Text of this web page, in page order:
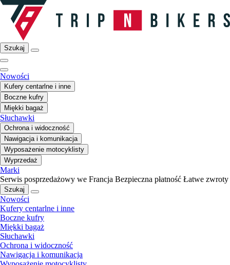
Szukaj
Nowości
Kufery centarlne i inne
Boczne kufry
Miękki bagaż
Słuchawki
Ochrona i widoczność
Nawigacja i komunikacja
Wyposażenie motocyklisty
Wyprzedaż
Marki
Serwis posprzedażowy we Francja Bezpieczna płatność Łatwe zwroty
Szukaj
Nowości
Kufery centarlne i inne
Boczne kufry
Miękki bagaż
Słuchawki
Ochrona i widoczność
Nawigacja i komunikacja